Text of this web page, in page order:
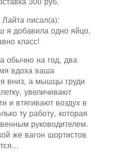
писал(а):
я добавила одно яйцо,
класс!
обычно на год, два
вдоха ваша
вниз, а мышцы груди
увеличивают
и втягивают воздух в
ту работу, которая
руководителем.
же вагон шортистов